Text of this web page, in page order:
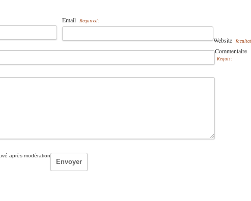
Email Required:
Website
Commentaire
Requis:
après modération